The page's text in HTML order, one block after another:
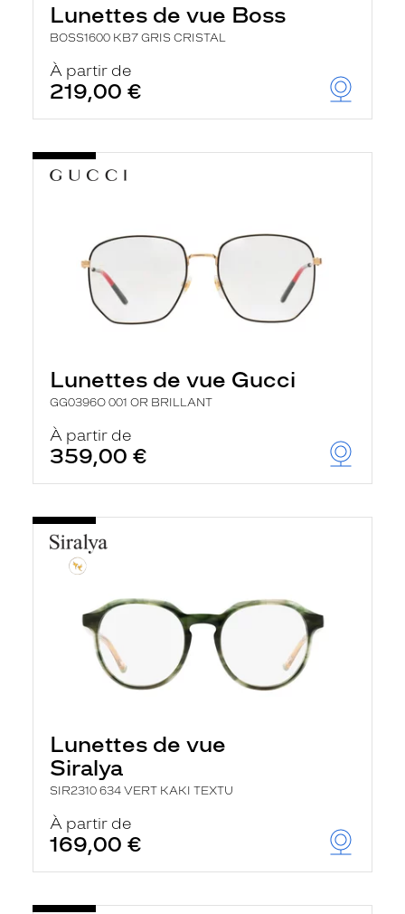
Lunettes de vue Boss
BOSS1600 KB7 GRIS CRISTAL
À partir de
219,00 €
Lunettes de vue Gucci
GG0396O 001 OR BRILLANT
À partir de
359,00 €
Lunettes de vue
Siralya
SIR2310 634 VERT KAKI TEXTU
À partir de
169,00 €